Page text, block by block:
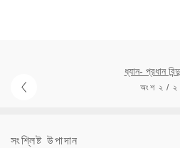
ধ্যান- প্রধান
অংশ ২ / ২
সংশ্লিষ্ট উপাদান